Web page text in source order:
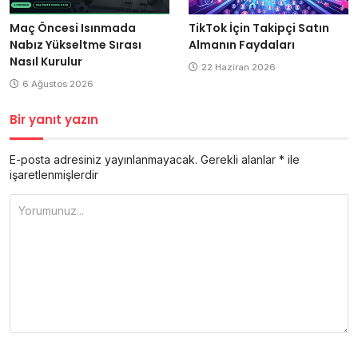
Maç Öncesi Isınmada
Nabız Yükseltme Sırası
Nasıl Kurulur
6 Ağustos 2026
TikTok İçin Takipçi Satın
Almanın Faydaları
22 Haziran 2026
Bir yanıt yazın
E-posta adresiniz yayınlanmayacak. Gerekli alanlar * ile
işaretlenmişlerdir